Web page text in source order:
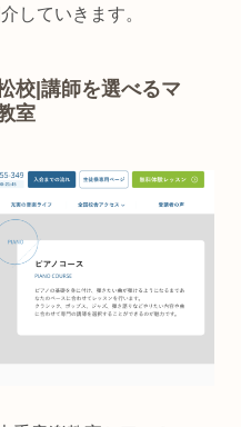
していきます。
校|講師を選べるマ
室